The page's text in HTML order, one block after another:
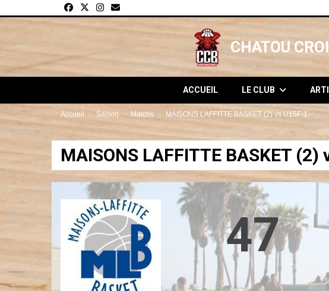
CHATOU
ACCUEIL LE CLUB
Accueil Saison Matchs MAISONS LAFFITTE BASKET (2) vs U15F-1
MAISONS LAFFITTE BASKET (2)
47
Panneau de gestion des cookies